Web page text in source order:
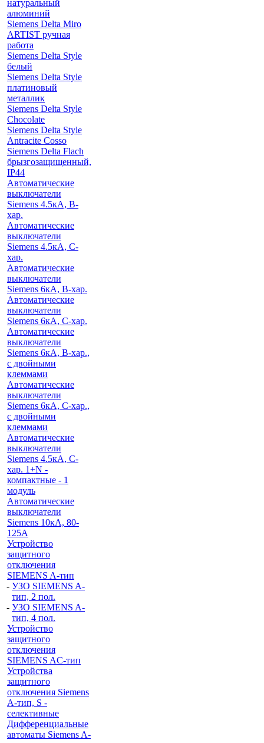
натуральный
алюминий
Siemens Delta Miro
ARTIST ручная
работа
Siemens Delta Style
белый
Siemens Delta Style
платиновый
металлик
Siemens Delta Style
Chocolate
Siemens Delta Style
Antracite Cosso
Siemens Delta Flach
брызгозащищенный,
IP44
Автоматические
выключатели
Siemens 4.5кА, B-
хар.
Автоматические
выключатели
Siemens 4.5кА, C-
хар.
Автоматические
выключатели
Siemens 6кА, B-хар.
Автоматические
выключатели
Siemens 6кА, С-хар.
Автоматические
выключатели
Siemens 6кА, B-хар.,
с двойными
клеммами
Автоматические
выключатели
Siemens 6кА, C-хар.,
с двойными
клеммами
Автоматические
выключатели
Siemens 4.5кА, C-
хар. 1+N -
компактные - 1
модуль
Автоматические
выключатели
Siemens 10кА, 80-
125A
Устройство
защитного
отключения
SIEMENS A-тип
- УЗО SIEMENS A-
тип, 2 пол.
- УЗО SIEMENS A-
тип, 4 пол.
Устройство
защитного
отключения
SIEMENS AС-тип
Устройства
защитного
отключения Siemens
A-тип, S -
селективные
Дифференциальные
автоматы Siemens A-